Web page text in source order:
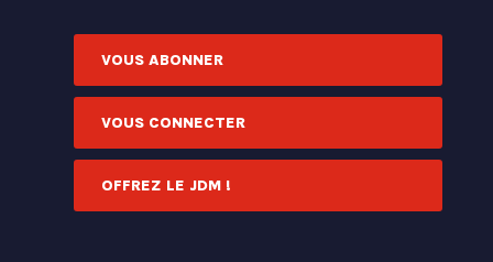
VOUS ABONNER
VOUS CONNECTER
OFFREZ LE JDM !